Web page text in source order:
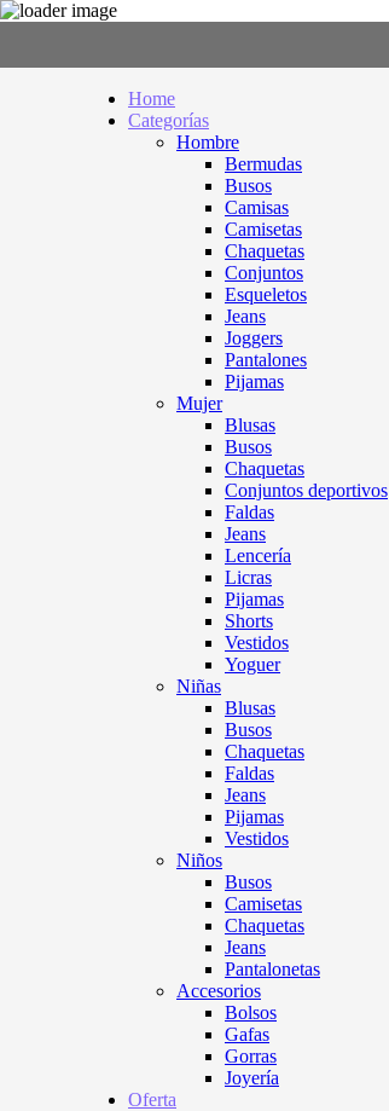
Home
Categorías
Hombre
Bermudas
Busos
Camisas
Camisetas
Chaquetas
Conjuntos
Esqueletos
Jeans
Joggers
Pantalones
Pijamas
Mujer
Blusas
Busos
Chaquetas
Conjuntos deportivos
Faldas
Jeans
Lencería
Licras
Pijamas
Shorts
Vestidos
Yoguer
Niñas
Blusas
Busos
Chaquetas
Faldas
Jeans
Pijamas
Vestidos
Niños
Busos
Camisetas
Chaquetas
Jeans
Pantalonetas
Accesorios
Bolsos
Gafas
Gorras
Joyería
Oferta